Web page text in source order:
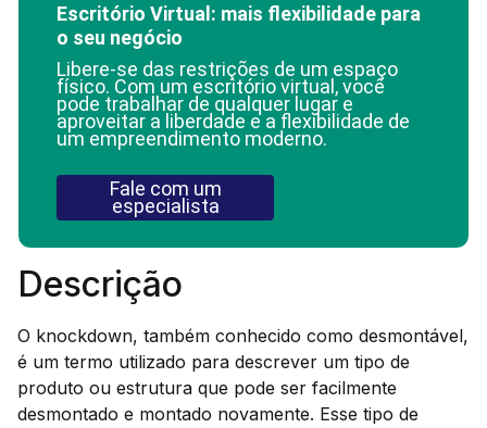
Escritório Virtual: mais flexibilidade para
o seu negócio
Libere-se das restrições de um espaço
físico. Com um escritório virtual, você
pode trabalhar de qualquer lugar e
aproveitar a liberdade e a flexibilidade de
um empreendimento moderno.
Fale com um
especialista
Descrição
O knockdown, também conhecido como desmontável,
é um termo utilizado para descrever um tipo de
produto ou estrutura que pode ser facilmente
desmontado e montado novamente. Esse tipo de